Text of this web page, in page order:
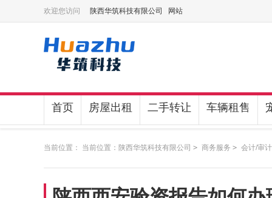
欢迎您访问 陕西华筑科技有限公司 网站
首页 房屋出租 二手转让 车辆租售
当前位置： 当前位置： 陕西华筑科技有限公司 > 商务服务 > 会计/审计